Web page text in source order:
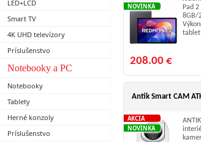
LED+LCD
Smart TV
4K UHD televízory
Príslušenstvo
Notebooky a PC
Notebooky
Tablety
Herné konzoly
Príslušenstvo
NOVINKA
Pad
8GB/
tablet
208.00 €
Antik Smart CAM
AKCIA
NOVINKA